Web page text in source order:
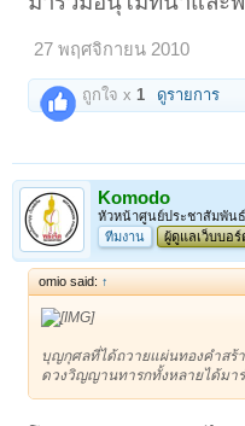
27 พฤศจิกายน 2010
ถูกใจ x 1 ดูรายการ
Komodo
หัวหน้าศูนย์ประชาสัมพันธ์
ทีมงาน
ผู้ดูแลเว็บบอร์
omio said: ↑
บุญกุศลที่ได้ถวายแผ่นทองคำสร้
ดวงวิญญานทารกทั้งหลายได้มา